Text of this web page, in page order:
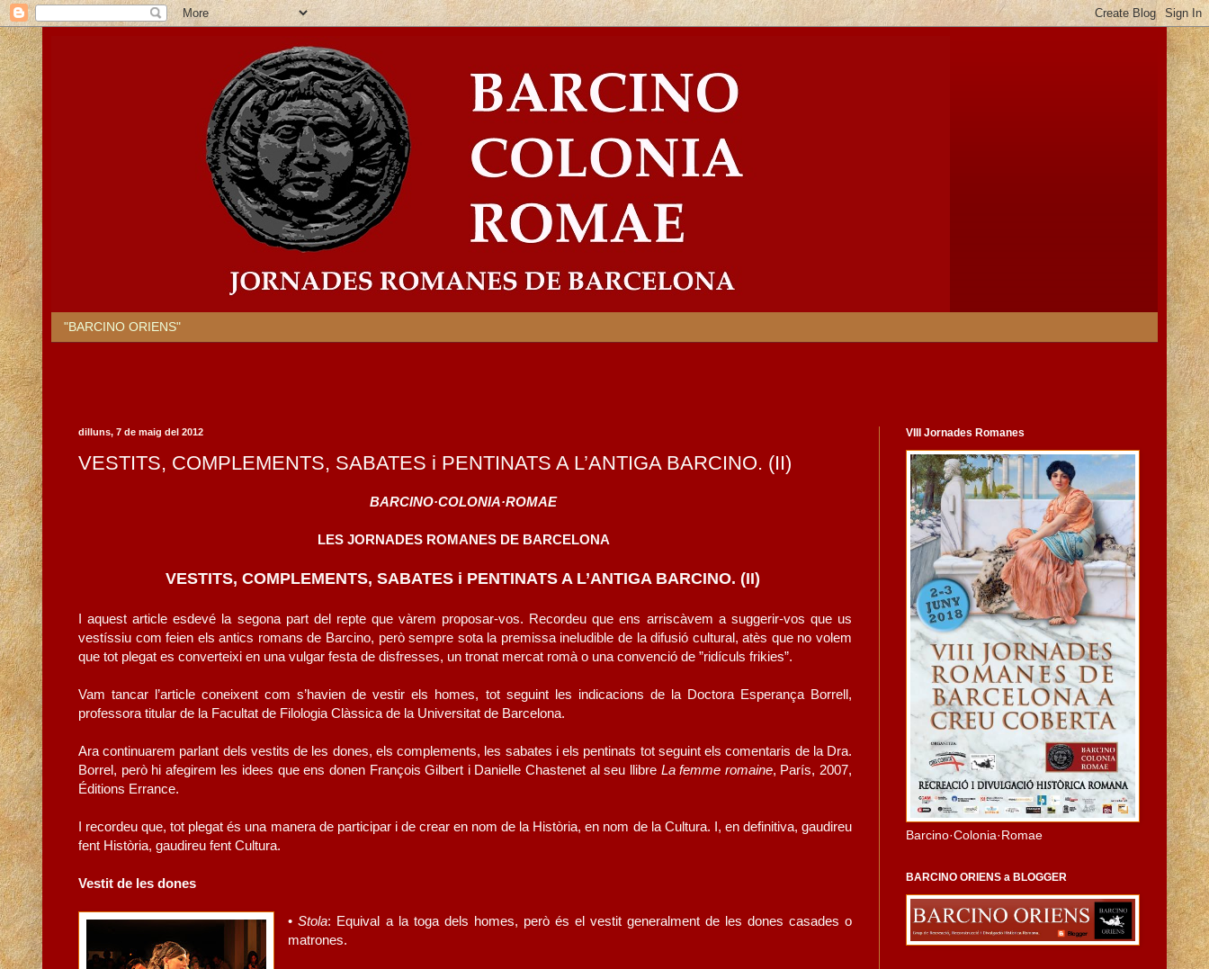
"BARCINO ORIENS"
dilluns, 7 de maig del 2012
VESTITS, COMPLEMENTS, SABATES i PENTINATS A L’ANTIGA BARCINO. (II)
BARCINO·COLONIA·ROMAE
LES JORNADES ROMANES DE BARCELONA
VESTITS, COMPLEMENTS, SABATES i PENTINATS A L’ANTIGA BARCINO. (II)
I aquest article esdevé la segona part del repte que vàrem proposar-vos. Recordeu que ens arriscàvem a suggerir-vos que us
vestíssiu com feien els antics romans de Barcino, però sempre sota la premissa ineludible de la difusió cultural, atès que no volem
que tot plegat es converteixi en una vulgar festa de disfresses, un tronat mercat romà o una convenció de ”ridículs frikies”.
Vam tancar l’article coneixent com s’havien de vestir els homes, tot seguint les indicacions de la Doctora Esperança Borrell,
professora titular de la Facultat de Filologia Clàssica de la Universitat de Barcelona.
Ara continuarem parlant dels vestits de les dones, els complements, les sabates i els pentinats tot seguint els comentaris de la Dra.
Borrel, però hi afegirem les idees que ens donen François Gilbert i Danielle Chastenet al seu llibre La femme romaine, París, 2007,
Éditions Errance.
I recordeu que, tot plegat és una manera de participar i de crear en nom de la Història, en nom de la Cultura. I, en definitiva, gaudireu
fent Història, gaudireu fent Cultura.
Vestit de les dones
•Stola: Equival a la toga dels homes, però és el vestit generalment de les dones casades o
matrones.
VIII Jornades Romanes
Barcino·Colonia·Romae
BARCINO ORIENS a BLOGGER